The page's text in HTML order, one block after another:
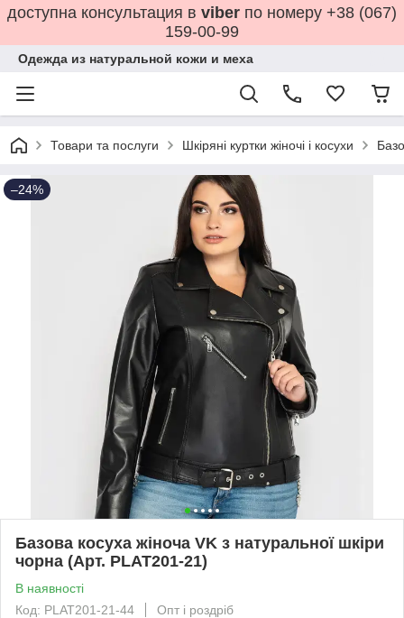
доступна консультация в viber по номеру +38 (067)
159-00-99
Одежда из натуральной кожи и меха
Товари та послуги Шкіряні куртки жіночі і косухи
–24%
Базова косуха жіноча VK з натуральної шкіри
чорна (Арт. PLAT201-21)
В наявності
Код: PLAT201-21-44
Опт і роздріб